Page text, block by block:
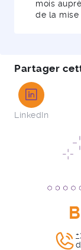
mois
de la mise
Partager
LinkedIn